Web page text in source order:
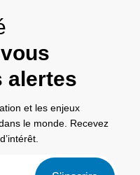
alertes
et les enjeux
le monde. Recevez